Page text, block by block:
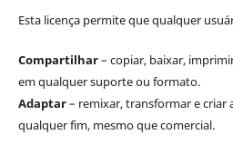
Esta licença permite que qualquer
Compartilhar– copiar, baixar,
em qualquer suporte ou formato.
Adaptar– remixar, transformar e criar
qualquer fim, mesmo que comercial.